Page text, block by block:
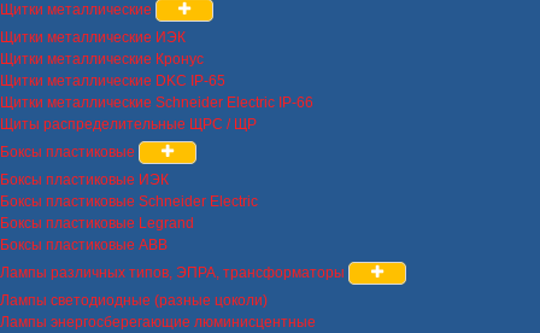
Щитки металлические
Щитки металлические ИЭК
Щитки металлические Кронус
Щитки металлические DKC IP-65
Щитки металлические Schneider Electric IP-66
Щиты распределительные ЩРС / ЩР
Боксы пластиковые
Боксы пластиковые ИЭК
Боксы пластиковые Schneider Electric
Боксы пластиковые Legrand
Боксы пластиковые ABB
Лампы различных типов, ЭПРА, трансформаторы
Лампы светодиодные (разные цоколи)
Лампы энергосберегающие люминисцентные